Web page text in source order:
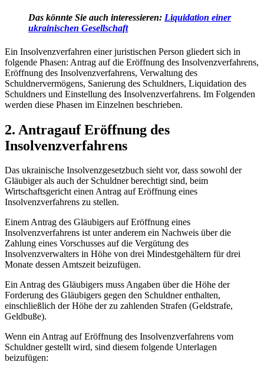
Das könnte Sie auch interessieren: Liquidation einer
ukrainischen Gesellschaft
Ein Insolvenzverfahren einer juristischen Person gliedert sich in
folgende Phasen: Antrag auf die Eröffnung des Insolvenzverfahrens,
Eröffnung des Insolvenzverfahrens, Verwaltung des
Schuldnervermögens, Sanierung des Schuldners, Liquidation des
Schuldners und Einstellung des Insolvenzverfahrens. Im Folgenden
werden diese Phasen im Einzelnen beschrieben.
2. Antragauf Eröffnung des
Insolvenzverfahrens
Das ukrainische Insolvenzgesetzbuch sieht vor, dass sowohl der
Gläubiger als auch der Schuldner berechtigt sind, beim
Wirtschaftsgericht einen Antrag auf Eröffnung eines
Insolvenzverfahrens zu stellen.
Einem Antrag des Gläubigers auf Eröffnung eines
Insolvenzverfahrens ist unter anderem ein Nachweis über die
Zahlung eines Vorschusses auf die Vergütung des
Insolvenzverwalters in Höhe von drei Mindestgehältern für drei
Monate dessen Amtszeit beizufügen.
Ein Antrag des Gläubigers muss Angaben über die Höhe der
Forderung des Gläubigers gegen den Schuldner enthalten,
einschließlich der Höhe der zu zahlenden Strafen (Geldstrafe,
Geldbuße).
Wenn ein Antrag auf Eröffnung des Insolvenzverfahrens vom
Schuldner gestellt wird, sind diesem folgende Unterlagen
beizufügen: